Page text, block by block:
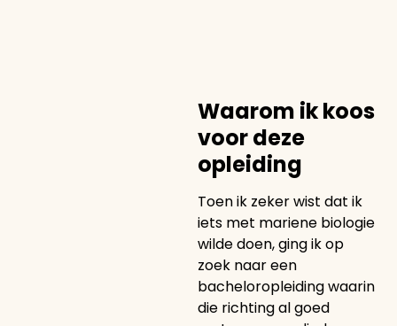
Waarom ik koos
voor deze
opleiding
Toen ik zeker wist dat ik
iets met mariene biologie
wilde doen, ging ik op
zoek naar een
bacheloropleiding waarin
die richting al goed